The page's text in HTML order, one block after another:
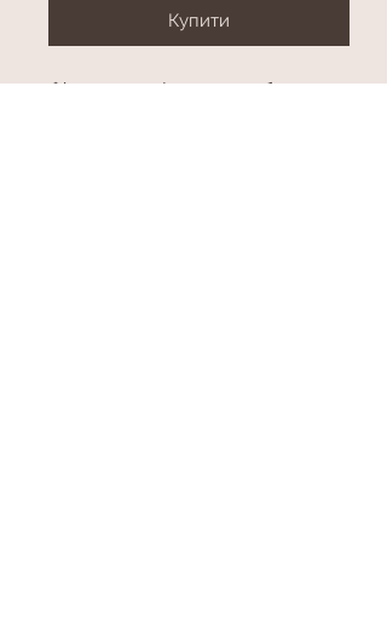
Купити
Фігура з куль(висота приблизно